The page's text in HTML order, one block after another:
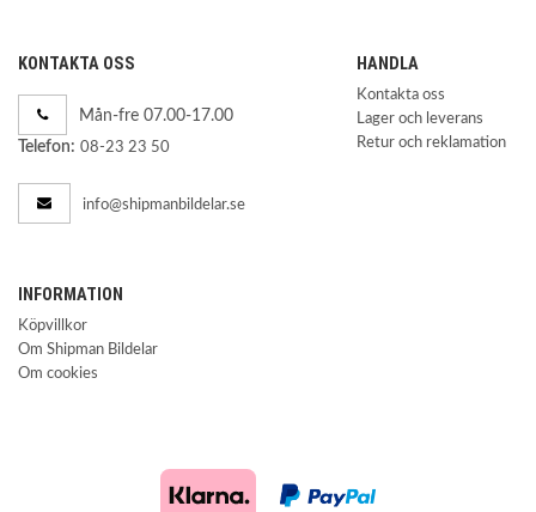
KONTAKTA OSS
Mån-fre 07.00-17.00
Telefon: 08-23 23 50
info@shipmanbildelar.se
HANDLA
Kontakta oss
Lager och leverans
Retur och reklamation
INFORMATION
Köpvillkor
Om Shipman Bildelar
Om cookies